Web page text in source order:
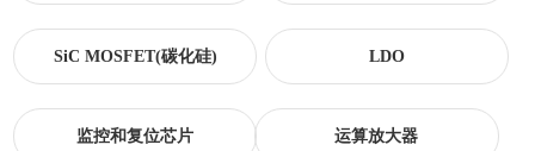
SiC MOSFET(碳化硅) LDO
监控和复位芯片 运算放大器